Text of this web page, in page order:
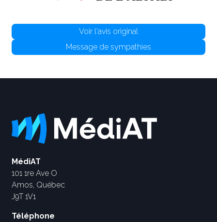
Voir l'avis original
Message de sympathies
MédiAT
101 1re Ave O
Amos, Québec
J9T 1V1
Téléphone